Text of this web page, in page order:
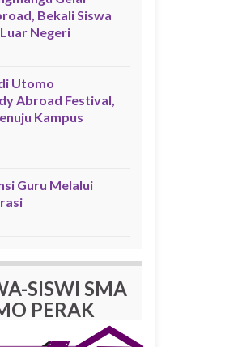
Bekali Siswa
Negeri
Utomo
Abroad Festival,
Kampus
Guru Melalui
SISWI SMA
PERAK